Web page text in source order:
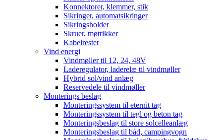
Konnektorer, klemmer, stik
Sikringer, automatsikringer
Sikringsholder
Skruer, møtrikker
Kabelrester
Vind energi
Vindmøller til 12, 24, 48V
Laderegulator, laderelæ til vindmøller
Hybrid sol/vind anlæg
Reservedele til vindmøller
Monterings beslag
Monteringssystem til eternit tag
Monteringssystem til tegl og beton tag
Monteringsbeslag til store solcelleanlæg
Monteringsbeslag til båd, campingvogn